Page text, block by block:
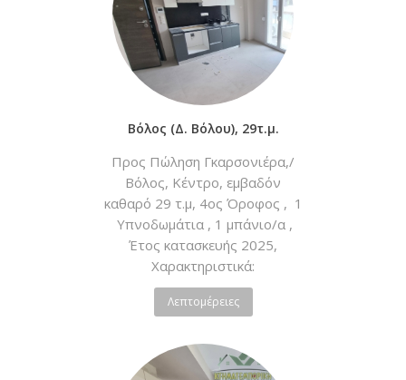
Βόλος (Δ. Βόλου), 29τ.μ.
Προς Πώληση Γκαρσονιέρα,/
Βόλος, Κέντρο, εμβαδόν
καθαρό 29 τ.μ, 4ος Όροφος , 1
Υπνοδωμάτια , 1 μπάνιο/α ,
Έτος κατασκευής 2025,
Χαρακτηριστικά:
Νεόδμητο, Ατομική - Φυσικό
Αέριο, Κλιματισμός, Ηλιακός,
Θυροτηλεόραση, Διπλά Τζάμια,
Σίτες, Πόρτα Ασφαλείας,
Λεπτομέρειες